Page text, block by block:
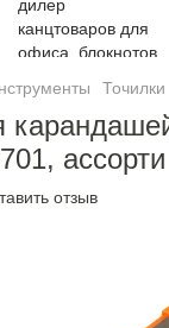
Точилки
отзыв